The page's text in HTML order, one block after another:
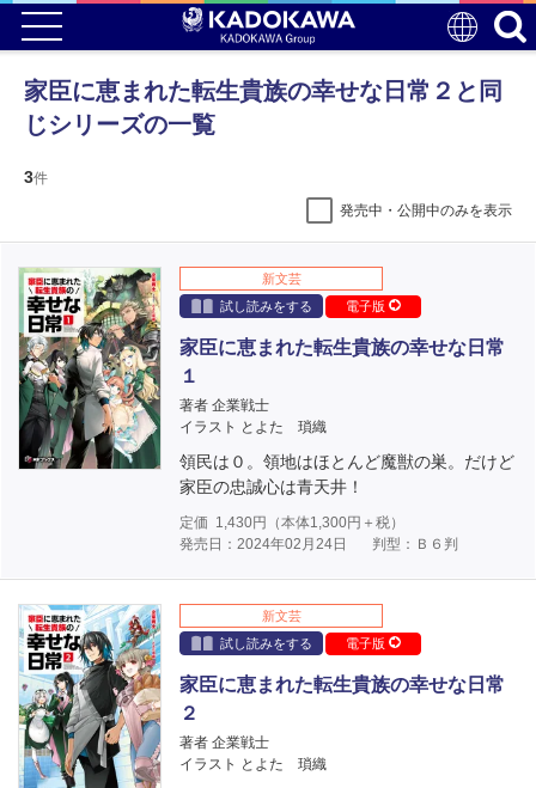
家臣に恵まれた転生貴族の幸せな日常２と同
じシリーズの一覧
3件
発売中・公開中のみを表示
新文芸
試し読みをする
電子版
家臣に恵まれた転生貴族の幸せな日常
１
著者 企業戦士
イラスト とよた 瑣織
領民は０。領地はほとんど魔獣の巣。だけど
家臣の忠誠心は青天井！
定価 1,430円（本体1,300円＋税）
発売日：2024年02月24日
判型：Ｂ６判
新文芸
試し読みをする
電子版
家臣に恵まれた転生貴族の幸せな日常
２
著者 企業戦士
イラスト とよた 瑣織